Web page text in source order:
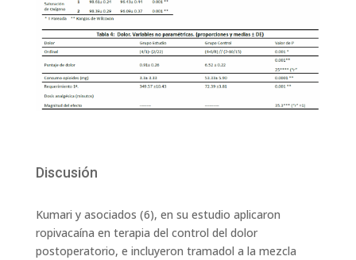
Discusión
Kumari y asociados (6), en su estudio aplicaron
ropivacaína en terapia del control del dolor
postoperatorio, e incluyeron tramadol a la mezcla